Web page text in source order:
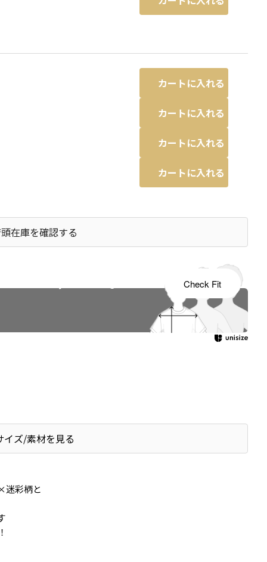
カートに入れる
カートに入れる
カートに入れる
カートに入れる
在庫を確認する
イズ/素材を見る
迷彩柄と
Check Fit